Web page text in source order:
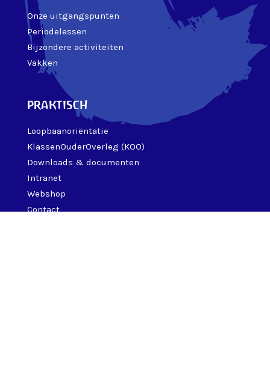
Onze uitgangspunten
Periodelessen
Bijzondere activiteiten
Vakken
praktisch
Loopbaanoriëntatie
KlassenOuderOverleg (KOO)
Downloads & documenten
Intranet
Webshop
Contact